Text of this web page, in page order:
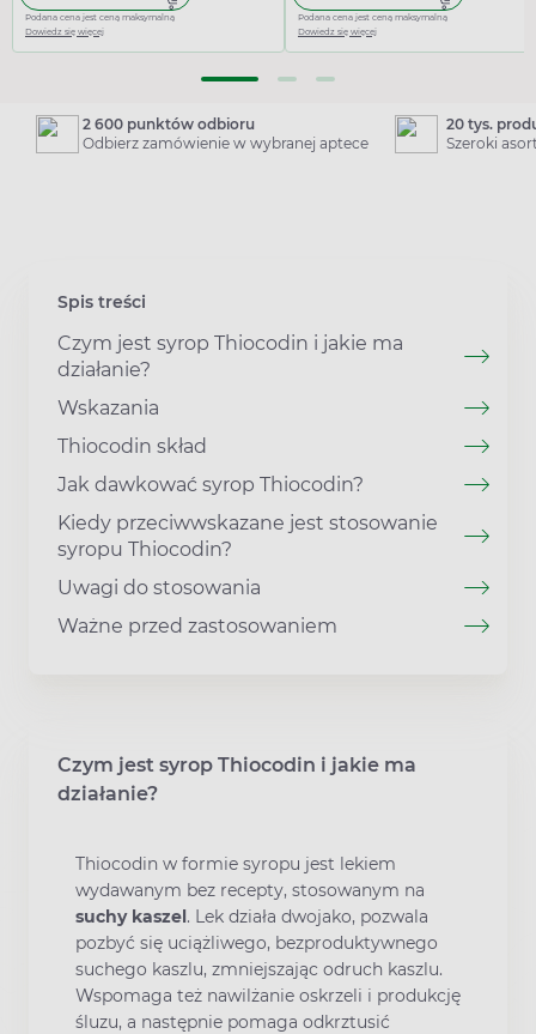
Podana cena jest ceną maksymalną
Dowiedz się więcej
Podana cena jest ceną maksymalną
Dowiedz się więcej
2 600 punktów odbioru
Odbierz zamówienie w wybranej aptece
20 tys.
Szeroki
Spis treści
Czym jest syrop Thiocodin i jakie ma
działanie?
Wskazania
Thiocodin skład
Jak dawkować syrop Thiocodin?
Kiedy przeciwwskazane jest stosowanie
syropu Thiocodin?
Uwagi do stosowania
Ważne przed zastosowaniem
Czym jest syrop Thiocodin i jakie ma
działanie?
Thiocodin w formie syropu jest lekiem
wydawanym bez recepty, stosowanym na
suchy kaszel. Lek działa dwojako, pozwala
pozbyć się uciążliwego, bezproduktywnego
suchego kaszlu, zmniejszając odruch kaszlu.
Wspomaga też nawilżanie oskrzeli i produkcję
śluzu, a następnie pomaga odkrztusić